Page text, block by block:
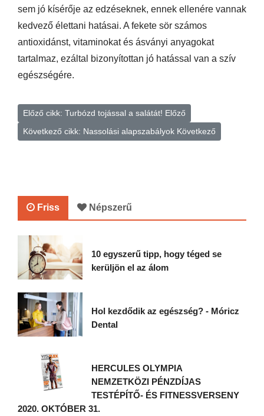
sem jó kísérője az edzéseknek, ennek ellenére vannak
kedvező élettani hatásai. A fekete sör számos
antioxidánst, vitaminokat és ásványi anyagokat
tartalmaz, ezáltal bizonyítottan jó hatással van a szív
egészségére.
Előző cikk: Turbózd tojással a salátát! Előző
Következő cikk: Nassolási alapszabályok Következő
Friss Népszerű
10 egyszerű tipp, hogy téged se
kerüljön el az álom
Hol kezdődik az egészség? - Móricz
Dental
HERCULES OLYMPIA
NEMZETKÖZI PÉNZDÍJAS
TESTÉPÍTŐ- ÉS FITNESSVERSENY
2020. OKTÓBER 31.